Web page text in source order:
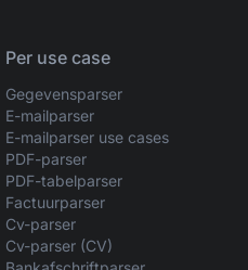
Per use case
Gegevensparser
E-mailparser
E-mailparser use cases
PDF-parser
PDF-tabelparser
Factuurparser
Cv-parser
Cv-parser (CV)